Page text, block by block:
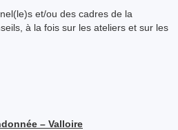
et/ou des cadres de la
à la fois sur les ateliers et sur les
– Valloire